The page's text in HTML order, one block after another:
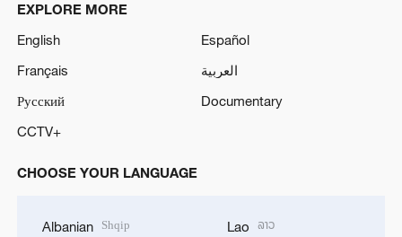
EXPLORE MORE
English
Español
Français
العربية
Русский
Documentary
CCTV+
CHOOSE YOUR LANGUAGE
Albanian Shqip Lao ລາວ